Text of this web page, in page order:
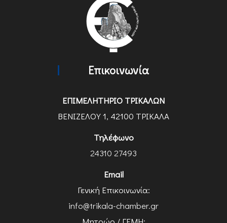
Επικοινωνία
ΕΠΙΜΕΛΗΤΗΡΙΟ ΤΡΙΚΑΛΩΝ
ΒΕΝΙΖΕΛΟΥ 1, 42100 ΤΡΙΚΑΛΑ
Τηλέφωνο
24310 27493
Email
Γενική Επικοινωνία:
info@trikala-chamber.gr